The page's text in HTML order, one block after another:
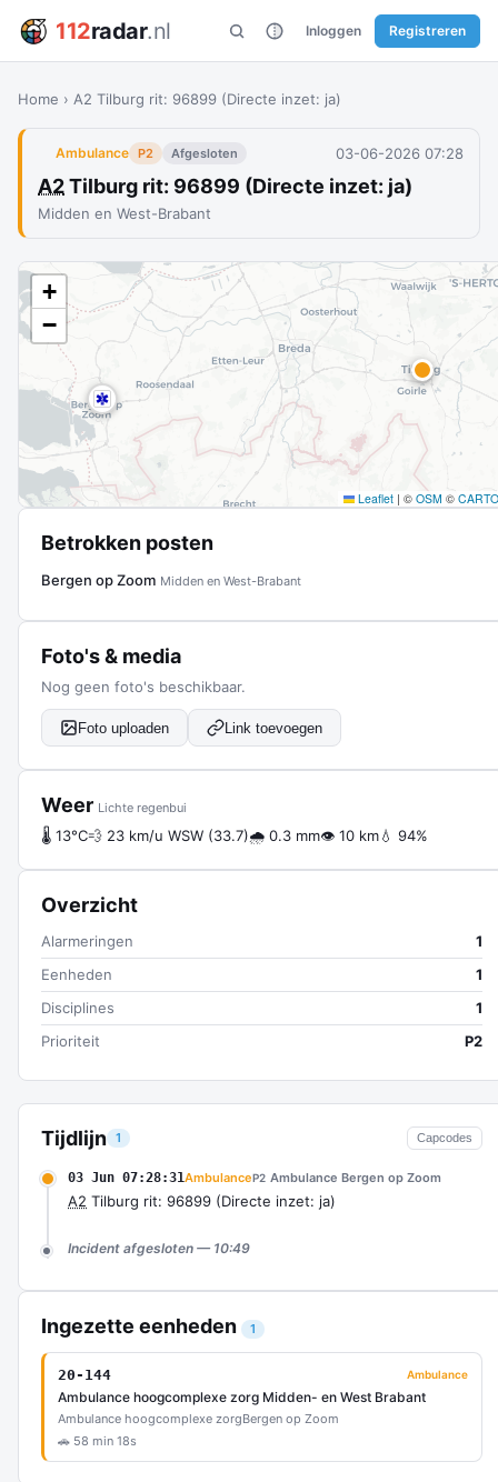
112radar.nl Inloggen Registreren
Home › A2 Tilburg rit: 96899 (Directe inzet: ja)
Ambulance P2 Afgesloten 03-06-2026 07:28
A2Tilburg rit: 96899 (Directe inzet: ja)
Midden en West-Brabant
Tijdlijn 1 Capcodes
03 Jun 07:28:31AmbulanceP2 Ambulance Bergen op Zoom
A2 Tilburg rit: 96899 (Directe inzet: ja)
Incident afgesloten — 10:49
Ingezette eenheden 1
20-144 Ambulance
Ambulance hoogcomplexe zorg Midden- en West Brabant
Ambulance hoogcomplexe zorgBergen op Zoom
🚗 58 min 18s
+
−
Leaflet | © OSM © CARTO
Betrokken posten
Bergen op Zoom Midden en West-Brabant
Foto's & media
Nog geen foto's beschikbaar.
Foto uploaden Link toevoegen
Weer Lichte regenbui
🌡 13°C💨 23 km/u WSW (33.7)🌧 0.3 mm👁 10 km💧 94%
Overzicht
Alarmeringen
1
Eenheden
1
Disciplines
1
Prioriteit
P2